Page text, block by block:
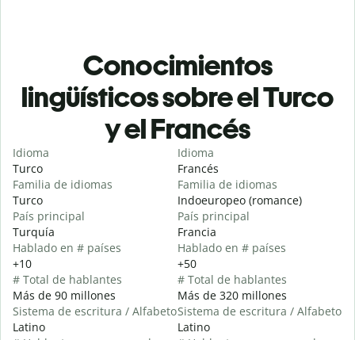
Conocimientos
lingüísticos sobre el Turco
y el Francés
Idioma
Turco
Familia de idiomas
Turco
País principal
Turquía
Hablado en # países
+10
# Total de hablantes
Más de 90 millones
Sistema de escritura / Alfabeto
Latino
Idioma
Francés
Familia de idiomas
Indoeuropeo (romance)
País principal
Francia
Hablado en # países
+50
# Total de hablantes
Más de 320 millones
Sistema de escritura / Alfabeto
Latino